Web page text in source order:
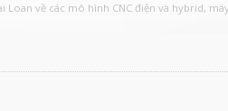
Loan về các mô hình CNC điện và hybrid,